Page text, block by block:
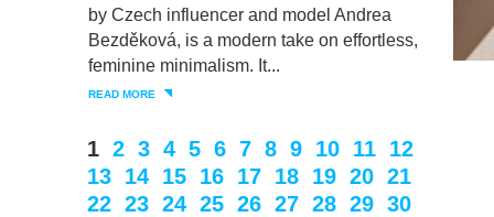
by Czech influencer and model Andrea
Bezděková, is a modern take on effortless,
feminine minimalism. It...
READ MORE
1 2 3 4 5 6 7 8 9 10 11 12
13 14 15 16 17 18 19 20 21
22 23 24 25 26 27 28 29 30